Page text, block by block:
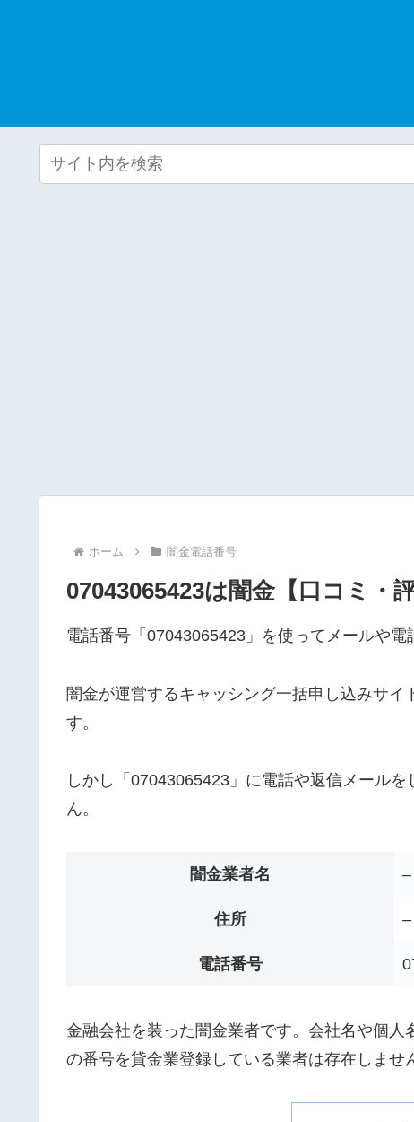
ホーム 闇金電話番号
07043065423は闇金【口コミ・評
電話番号「07043065423」を使ってメールや電
闇金が運営するキャッシング一括申し込みサ
す。
しかし「07043065423」に電話や返信メール
ん。
闇金業者名 –
住所 –
電話番号
金融会社を装った闇金業者です。会社名や個人
の番号を貸金業登録している業者は存在しませ